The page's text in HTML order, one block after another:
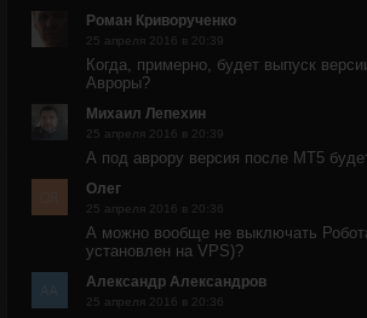
Роман Криворученко
25 апреля 2016 в 20:39
Когда, примерно, будет выпуск
Авроры?
Михаил Лепехин
25 апреля 2016 в 20:39
А под аврору версия после МТ5
Олег
25 апреля 2016 в 20:36
А можно вообще не выключать
установлен на VPS)?
Александр Александров
25 апреля 2016 в 20:36